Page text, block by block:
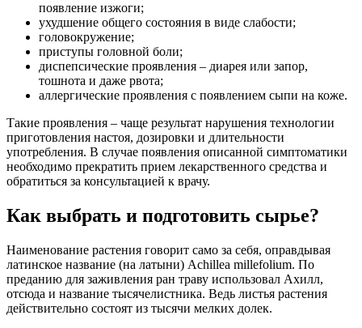
появление изжоги;
ухудшение общего состояния в виде слабости;
головокружение;
приступы головной боли;
диспепсические проявления – диарея или запор,
тошнота и даже рвота;
аллергические проявления с появлением сыпи на коже.
Такие проявления – чаще результат нарушения технологии
приготовления настоя, дозировки и длительности
употребления. В случае появления описанной симптоматики
необходимо прекратить прием лекарственного средства и
обратиться за консультацией к врачу.
Как выбрать и подготовить сырье?
Наименование растения говорит само за себя, оправдывая
латинское название (на латыни) Achillea millefolium. По
преданию для заживления ран траву использовал Ахилл,
отсюда и название тысячелистника. Ведь листья растения
действительно состоят из тысячи мелких долек.